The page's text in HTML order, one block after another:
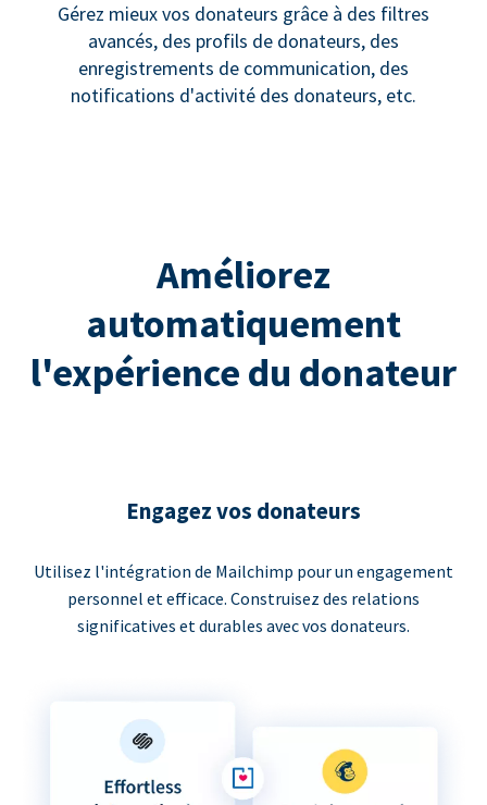
Gérez mieux vos donateurs grâce à des filtres
avancés, des profils de donateurs, des
enregistrements de communication, des
notifications d'activité des donateurs, etc.
Améliorez
automatiquement
l'expérience du donateur
Engagez vos donateurs
Utilisez l'intégration de Mailchimp pour un engagement
personnel et efficace. Construisez des relations
significatives et durables avec vos donateurs.